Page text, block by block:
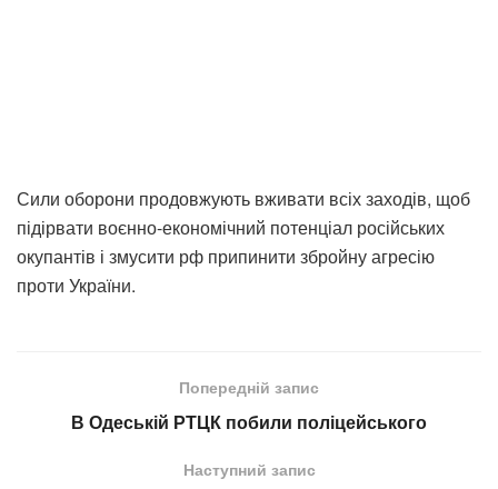
Сили оборони продовжують вживати всіх заходів, щоб
підірвати воєнно-економічний потенціал російських
окупантів і змусити рф припинити збройну агресію
проти України.
Попередній запис
В Одеській РТЦК побили поліцейського
Наступний запис